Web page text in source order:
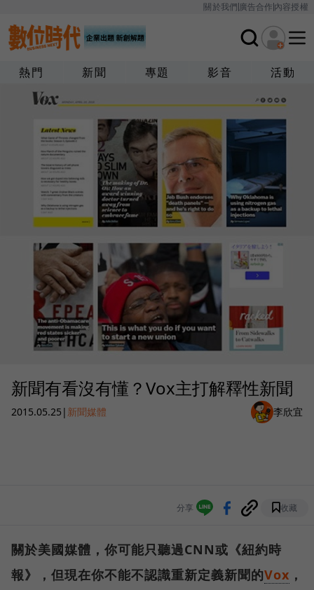
關於我們廣告合作內容授權
熱門 新聞 專題 影音 活動
新聞有看沒有懂？Vox主打解釋性新聞
2015.05.25 | 新聞媒體 李欣宜
分享 收藏
關於美國媒體，你可能只聽過CNN或《紐約時
報》，但現在你不能不認識重新定義新聞的Vox ，